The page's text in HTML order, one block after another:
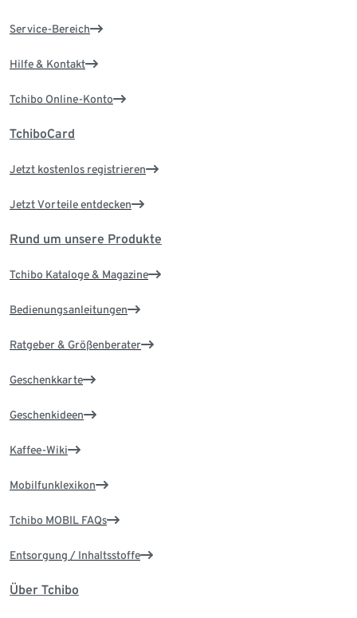
Service-Bereich
Hilfe & Kontakt
Tchibo Online-Konto
TchiboCard
Jetzt kostenlos registrieren
Jetzt Vorteile entdecken
Rund um unsere Produkte
Tchibo Kataloge & Magazine
Bedienungsanleitungen
Ratgeber & Größenberater
Geschenkkarte
Geschenkideen
Kaffee-Wiki
Mobilfunklexikon
Tchibo MOBIL FAQs
Entsorgung / Inhaltsstoffe
Über Tchibo